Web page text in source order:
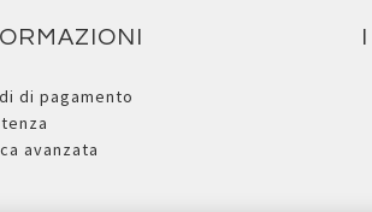
di pagamento
avanzata